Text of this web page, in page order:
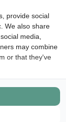
provide social
We also share
media,
may combine
or that they've